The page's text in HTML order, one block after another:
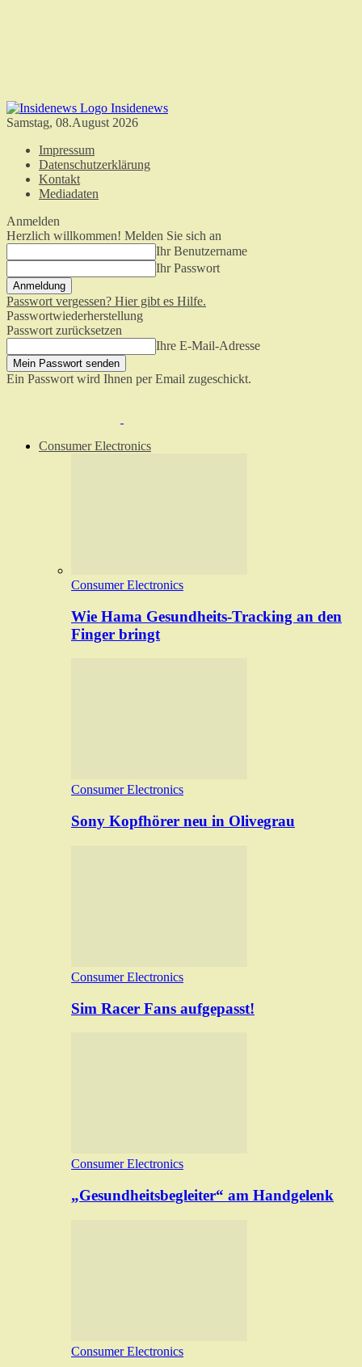
Insidenews
Samstag, 08.August 2026
Impressum
Datenschutzerklärung
Kontakt
Mediadaten
Anmelden
Herzlich willkommen! Melden Sie sich an
Ihr Benutzername
Ihr Passwort
Passwort vergessen? Hier gibt es Hilfe.
Passwortwiederherstellung
Passwort zurücksetzen
Ihre E-Mail-Adresse
Ein Passwort wird Ihnen per Email zugeschickt.
Consumer Electronics
Consumer Electronics
Wie Hama Gesundheits-Tracking an den
Finger bringt
Consumer Electronics
Sony Kopfhörer neu in Olivegrau
Consumer Electronics
Sim Racer Fans aufgepasst!
Consumer Electronics
„Gesundheitsbegleiter“ am Handgelenk
Consumer Electronics